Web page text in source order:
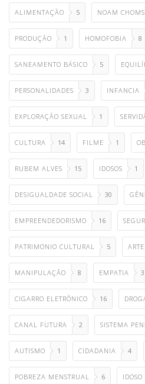
ALIMENTAÇÃO 5 NOAM
PRODUÇÃO 1 HOMOFOBIA 8
SANEAMENTO BÁSICO 5
PERSONALIDADES 3 INFANCIA
EXPLORAÇÃO SEXUAL 1
CULTURA 14 FILME 1
RUBEM ALVES 15 IDOSOS 1
DESIGUALDADE SOCIAL 30
EMPREENDEDORISMO 16
PATRIMONIO CULTURAL 5 ARTE
MANIPULAÇÃO 8 EMPATIA 3
CIGARRO ELETRÔNICO 16
CANAL FUTURA 2 SISTEMA
AUTISMO 1 CIDADANIA 4
POBREZA MENSTRUAL 6 IDOSO